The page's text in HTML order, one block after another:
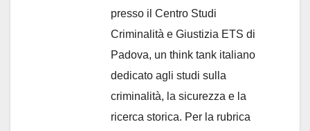
presso il Centro Studi
Criminalità e Giustizia ETS di
Padova, un think tank italiano
dedicato agli studi sulla
criminalità, la sicurezza e la
ricerca storica. Per la rubrica